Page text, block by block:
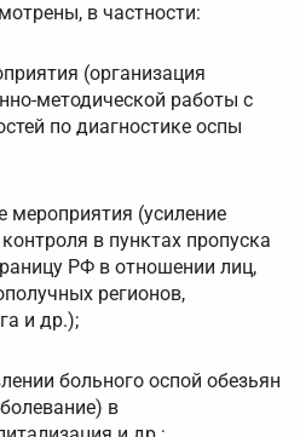
в частности:
(организация
методической работы с
по диагностике оспы
мероприятия (усиление
в пунктах пропуска
РФ в отношении лиц,
регионов,
и др.);
больного оспой обезьян
в